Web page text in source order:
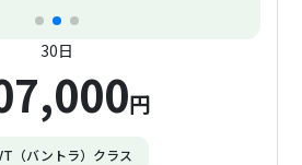
30日
円
（バントラ）クラス